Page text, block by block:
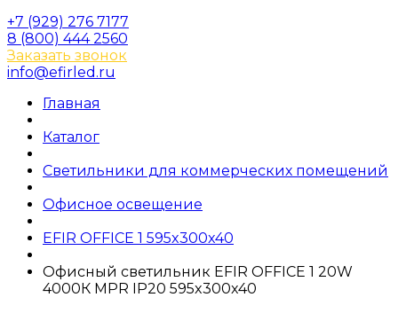
+7 (929) 276 7177
8 (800) 444 2560
Заказать звонок
info@efirled.ru
Главная
Каталог
Светильники для коммерческих помещений
Офисное освещение
EFIR OFFICE 1 595x300x40
Офисный светильник EFIR OFFICE 1 20W
4000К MPR IP20 595x300x40